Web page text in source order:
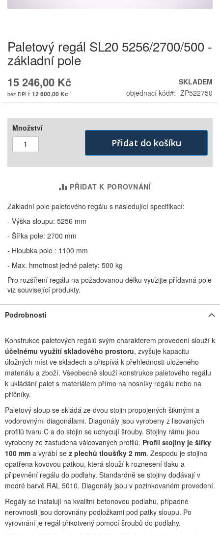
Paletový regál SL20 5256/2700/500 -
základní pole
15 246,00 Kč
12 600,00 Kč
SKLADEM
objednací kód
ZP522750
Množství
Přidat do košíku
PŘIDAT K POROVNÁNÍ
Základní pole paletového regálu s následující specifikací:
- Výška sloupu: 5256 mm
- Šířka pole: 2700 mm
- Hloubka pole : 1100 mm
- Max. hmotnost jedné palety: 500 kg
Pro rozšíření regálu na požadovanou délku využijte přídavná pole
viz související produkty.
Skip
to
the
of
the
images
Podrobnosti
Konstrukce paletových regálů svým charakterem provedení slouží k
účelnému využití skladového prostoru, zvyšuje kapacitu
úložných míst ve skladech a přispívá k přehlednosti uloženého
materiálu a zboží. Všeobecně slouží konstrukce paletového regálu
k ukládání palet s materiálem přímo na nosníky regálu nebo na
příčníky.
Paletový sloup se skládá ze dvou stojin propojených šikmými a
vodorovnými diagonálami. Diagonály jsou vyrobeny z lisovaných
profilů tvaru C a do stojin se uchycují šrouby. Stojiny rámu jsou
vyrobeny ze zastudena válcovaných profilů. Profil stojiny je šířky
100 mm a vyrábí se z plechů tloušťky 2 mm. Zespodu je stojina
opatřena kovovou patkou, která slouží k roznesení tlaku a
připevnění regálu do podlahy. Standardně se stojiny dodávají v
modré barvě RAL 5010. Diagonály jsou v pozinkovaném provedení.
Regály se instalují na kvalitní betonovou podlahu, případné
nerovnosti jsou dorovnány podložkami pod patky sloupu. Po
vyrovnání je regál přikotvený pomocí šroubů do podlahy.